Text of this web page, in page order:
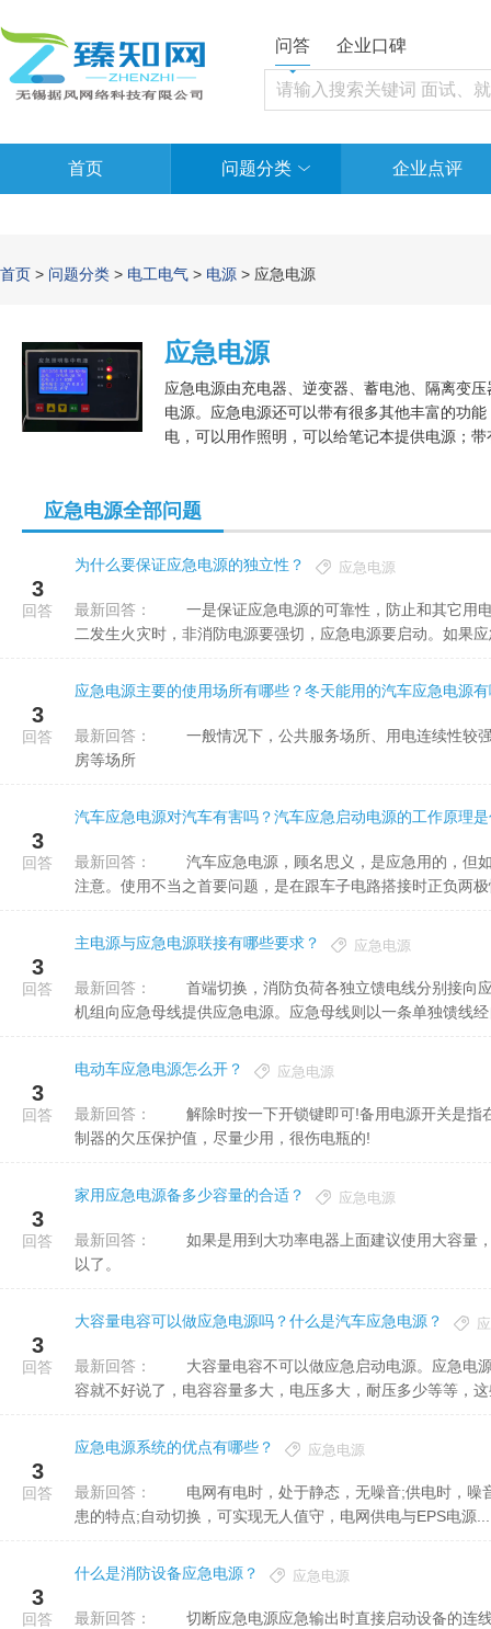
问答 企业口碑
首页 问题分类 企业点评
首页 > 问题分类 > 电工电气 > 电源 > 应急电源
应急电源
应急电源由充电器、逆变器、蓄电池、隔离变
电源。应急电源还可以带有很多其他丰富的功
电，可以用作照明，可以给笔记本提供电源；
应急电源全部问题
3
回答
为什么要保证应急电源的独立性？ 应急电源
最新回答：
二发生火灾时，非消防电源要强切，应急电源要启动。如果
3
回答
应急电源主要的使用场所有哪些？冬天能用的汽车应急电源
最新回答：
房等场所
3
回答
汽车应急电源对汽车有害吗？汽车应急启动电源的工作原理
最新回答：
注意。使用不当之首要问题，是在跟车子电路搭接时正负两
3
回答
主电源与应急电源联接有哪些要求？ 应急电源
最新回答：
机组向应急母线提供应急电源。应急母线则以一条单独馈线
3
回答
电动车应急电源怎么开？ 应急电源
最新回答：
制器的欠压保护值，尽量少用，很伤电瓶的!
3
回答
家用应急电源备多少容量的合适？ 应急电源
最新回答：
以了。
3
回答
大容量电容可以做应急电源吗？什么是汽车应急电源？
最新回答：
容就不好说了，电容容量多大，电压多大，耐压多少等等，
3
回答
应急电源系统的优点有哪些？ 应急电源
最新回答：
患的特点;自动切换，可实现无人值守，电网供电与EPS电源...
3
回答
什么是消防设备应急电源？ 应急电源
最新回答：